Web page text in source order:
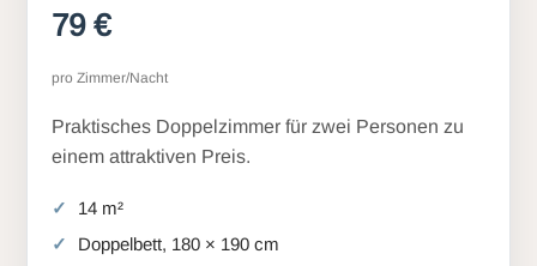
79 €
pro Zimmer/Nacht
Praktisches Doppelzimmer für zwei Personen zu
einem attraktiven Preis.
14 m²
Doppelbett, 180 × 190 cm